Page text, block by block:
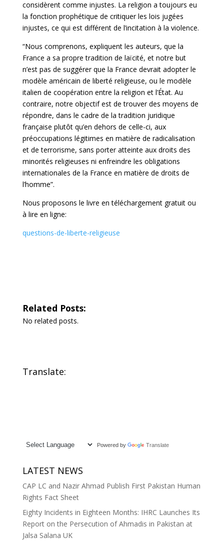
considèrent comme injustes. La religion a toujours eu
la fonction prophétique de critiquer les lois jugées
injustes, ce qui est différent de l’incitation à la violence.
“Nous comprenons, expliquent les auteurs, que la
France a sa propre tradition de laïcité, et notre but
n’est pas de suggérer que la France devrait adopter le
modèle américain de liberté religieuse, ou le modèle
italien de coopération entre la religion et l’État. Au
contraire, notre objectif est de trouver des moyens de
répondre, dans le cadre de la tradition juridique
française plutôt qu’en dehors de celle-ci, aux
préoccupations légitimes en matière de radicalisation
et de terrorisme, sans porter atteinte aux droits des
minorités religieuses ni enfreindre les obligations
internationales de la France en matière de droits de
l’homme”.
Nous proposons le livre entéléchargement gratuit ou
à lire en ligne:
questions-de-liberte-religieuse
Related Posts:
No related posts.
Translate:
Powered by Translate
LATEST NEWS
CAP LC and Nazir Ahmad Publish First Pakistan Human
Rights Fact Sheet
Eighty Incidents in Eighteen Months: IHRC Launches Its
Report on the Persecution of Ahmadis in Pakistan at
Jalsa Salana UK